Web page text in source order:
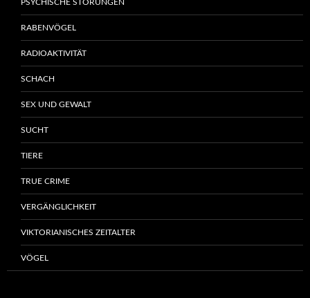
PSYCHISCHE STÖRUNGEN
RABENVÖGEL
RADIOAKTIVITÄT
SCHACH
SEX UND GEWALT
SUCHT
TIERE
TRUE CRIME
VERGÄNGLICHKEIT
VIKTORIANISCHES ZEITALTER
VÖGEL